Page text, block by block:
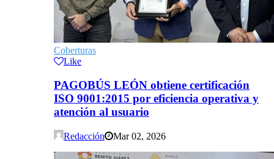
Coberturas
Like
PAGOBÚS LEÓN obtiene certificación
ISO 9001:2015 por eficiencia operativa y
atención al usuario
Redacción Mar 02, 2026